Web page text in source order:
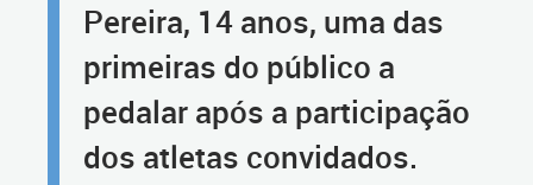
Pereira, 14 anos, uma das
primeiras do público a
pedalar após a participação
dos atletas convidados.